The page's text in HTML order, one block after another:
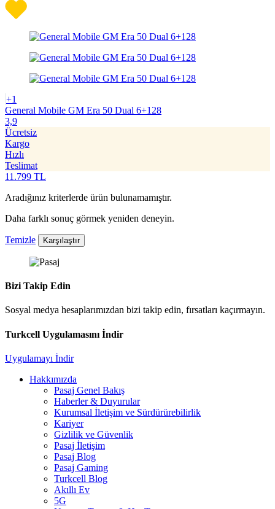
+1
General Mobile GM Era 50 Dual 6+128
3,9
Ücretsiz
Kargo
Hızlı
Teslimat
11.799 TL
Aradığınız kriterlerde ürün bulunamamıştır.
Daha farklı sonuç görmek yeniden deneyin.
Temizle Karşılaştır
Bizi Takip Edin
Sosyal medya hesaplarımızdan bizi takip edin, fırsatları kaçırmayın.
Turkcell Uygulamasını İndir
Uygulamayı İndir
Hakkımızda
Pasaj Genel Bakış
Haberler & Duyurular
Kurumsal İletişim ve Sürdürürebilirlik
Kariyer
Gizlilik ve Güvenlik
Pasaj İletişim
Pasaj Blog
Pasaj Gaming
Turkcell Blog
Akıllı Ev
5G